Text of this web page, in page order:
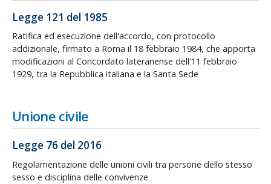
Legge 121 del 1985
Ratifica ed esecuzione dell'accordo, con protocollo
addizionale, firmato a Roma il 18 febbraio 1984, che apporta
modificazioni al Concordato lateranense dell'11 febbraio
1929, tra la Repubblica italiana e la Santa Sede
Unione civile
Legge 76 del 2016
Regolamentazione delle unioni civili tra persone dello stesso
sesso e disciplina delle convivenze